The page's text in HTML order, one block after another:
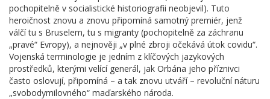
pochopitelně v socialistické historiografii neobjevil). Tuto
heroičnost znovu a znovu připomíná samotný premiér, jenž
válčí tu s Bruselem, tu s migranty (pochopitelně za záchranu
„pravé“ Evropy), a nejnověji „v plné zbroji očekává útok covidu“.
Vojenská terminologie je jedním z klíčových jazykových
prostředků, kterými velící generál, jak Orbána jeho příznivci
často oslovují, připomíná – a tak znovu utváří – revoluční náturu
„svobodymilovného“ maďarského národa.